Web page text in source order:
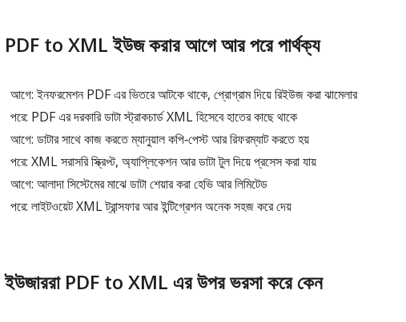
PDF to XML ইউজ করার আগে আর পরে পার্থক্য
আগে: ইনফরমেশন PDF এর ভিতরে আটকে থাকে, প্রোগ্রাম দিয়ে রিইউজ করা ঝামেলার
পরে: PDF এর দরকারি ডাটা স্ট্রাকচার্ড XML হিসেবে হাতের কাছে থাকে
আগে: ডাটার সাথে কাজ করতে ম্যানুয়াল কপি‑পেস্ট আর রিফরম্যাট করতে হয়
পরে: XML সরাসরি স্ক্রিপ্ট, অ্যাপ্লিকেশন আর ডাটা টুল দিয়ে প্রসেস করা যায়
আগে: আলাদা সিস্টেমের মাঝে ডাটা শেয়ার করা হেভি আর লিমিটেড
পরে: লাইটওয়েট XML ট্রান্সফার আর ইন্টিগ্রেশন অনেক সহজ করে দেয়
ইউজাররা PDF to XML এর উপর ভরসা করে কেন